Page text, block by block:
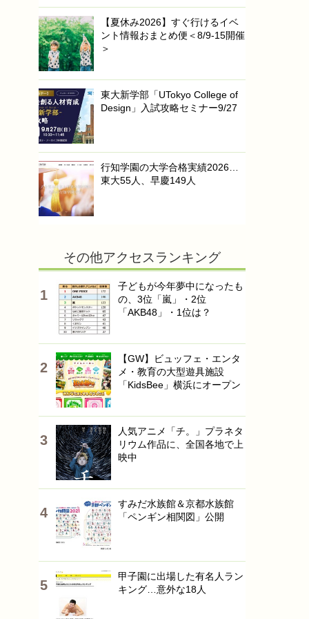
【夏休み2026】すぐ行けるイベ
ント情報おまとめ便＜8/9-15開催
＞
東大新学部「UTokyo College of
Design」入試攻略セミナー9/27
行知学園の大学合格実績2026…
東大55人、早慶149人
その他アクセスランキング
子どもが今年夢中になったも
の、3位「嵐」・2位
「AKB48」・1位は？
【GW】ビュッフェ・エンタ
メ・教育の大型遊具施設
「KidsBee」横浜にオープン
人気アニメ「チ。」プラネタ
リウム作品に、全国各地で上
映中
すみだ水族館＆京都水族館
「ペンギン相関図」公開
甲子園に出場した有名人ラン
キング…意外な18人